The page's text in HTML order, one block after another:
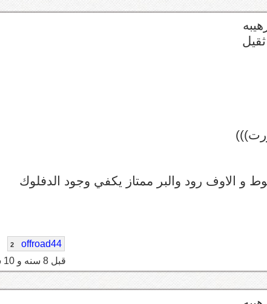
الاوف رود والبر ممتاز يكفي وجود الدفلوك
offroad44
2
قبل 8 سنه و 10 شهر